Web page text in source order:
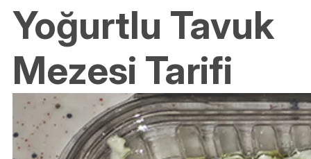
Yoğurtlu Tavuk
Mezesi Tarifi